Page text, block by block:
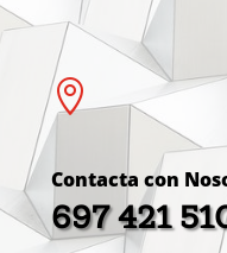

Contacta con
697 421